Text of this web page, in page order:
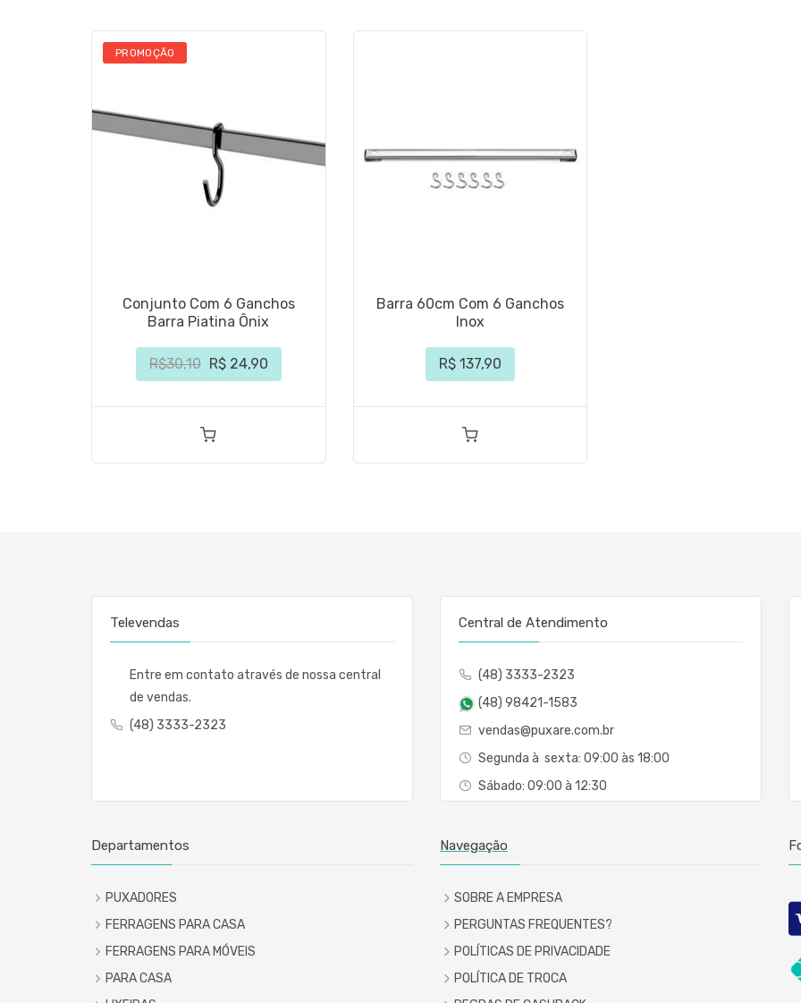
PROMOÇÃO
Conjunto Com 6 Ganchos
Barra Piatina Ônix
R$30,10 R$ 24,90
Barra 60cm Com 6 Ganchos
Inox
R$ 137,90
Televendas
Entre em contato através de nossa central
de vendas.
(48) 3333-2323
Central de Atendimento
(48) 3333-2323
(48) 98421-1583
vendas@puxare.com.br
Segunda à sexta: 09:00 às 18:00
Sábado: 09:00 à 12:30
Departamentos
PUXADORES
FERRAGENS PARA CASA
FERRAGENS PARA MÓVEIS
PARA CASA
Navegação
SOBRE A EMPRESA
PERGUNTAS FREQUENTES?
POLÍTICAS DE PRIVACIDADE
POLÍTICA DE TROCA